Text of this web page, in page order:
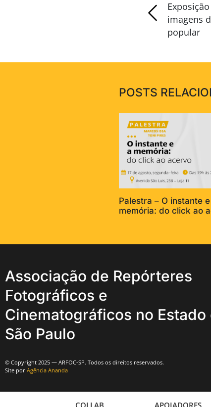
imagens
popular
POSTS
Palestra – O instante
memória: do click ao
Associação de Repórteres
Fotográficos e
Cinematográficos no Estado
São Paulo
© Copyright 2025 — ARFOC-SP. Todos os direitos reservados.
Site por Agência Ananda